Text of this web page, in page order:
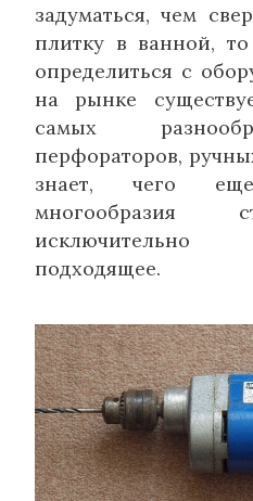
задуматься, чем
плитку в ванной, то
определиться с
на рынке
самых
перфораторов,
знает, чего
многообразия
подходящее.